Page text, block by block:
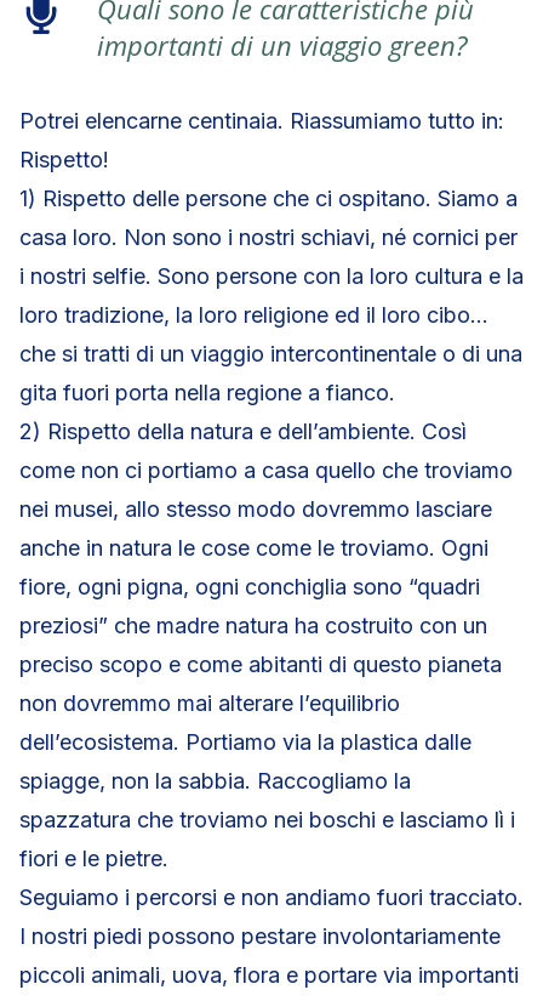
Quali sono le caratteristiche più
importanti di un viaggio green?
Potrei elencarne centinaia. Riassumiamo tutto in:
Rispetto!
1) Rispetto delle persone che ci ospitano. Siamo a
casa loro. Non sono i nostri schiavi, né cornici per
i nostri selfie. Sono persone con la loro cultura e la
loro tradizione, la loro religione ed il loro cibo…
che si tratti di un viaggio intercontinentale o di una
gita fuori porta nella regione a fianco.
2) Rispetto della natura e dell’ambiente. Così
come non ci portiamo a casa quello che troviamo
nei musei, allo stesso modo dovremmo lasciare
anche in natura le cose come le troviamo. Ogni
fiore, ogni pigna, ogni conchiglia sono “quadri
preziosi” che madre natura ha costruito con un
preciso scopo e come abitanti di questo pianeta
non dovremmo mai alterare l’equilibrio
dell’ecosistema. Portiamo via la plastica dalle
spiagge, non la sabbia. Raccogliamo la
spazzatura che troviamo nei boschi e lasciamo lì i
fiori e le pietre.
Seguiamo i percorsi e non andiamo fuori tracciato.
I nostri piedi possono pestare involontariamente
piccoli animali, uova, flora e portare via importanti